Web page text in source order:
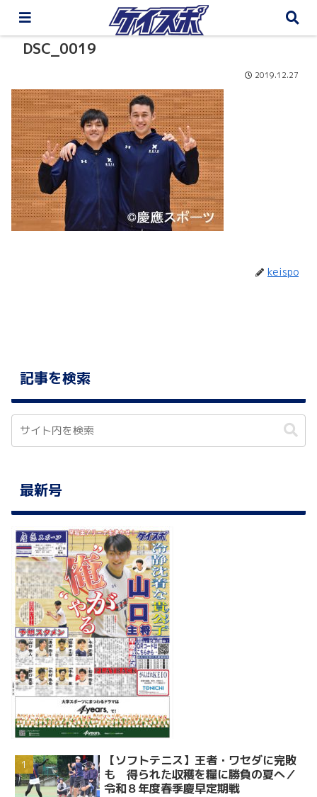
DSC_0019
2019.12.27
keispo
記事を検索
最新号
【ソフトテニス】王者・ワセダに完敗
も 得られた収穫を糧に勝負の夏へ／
令和８年度春季慶早定期戦